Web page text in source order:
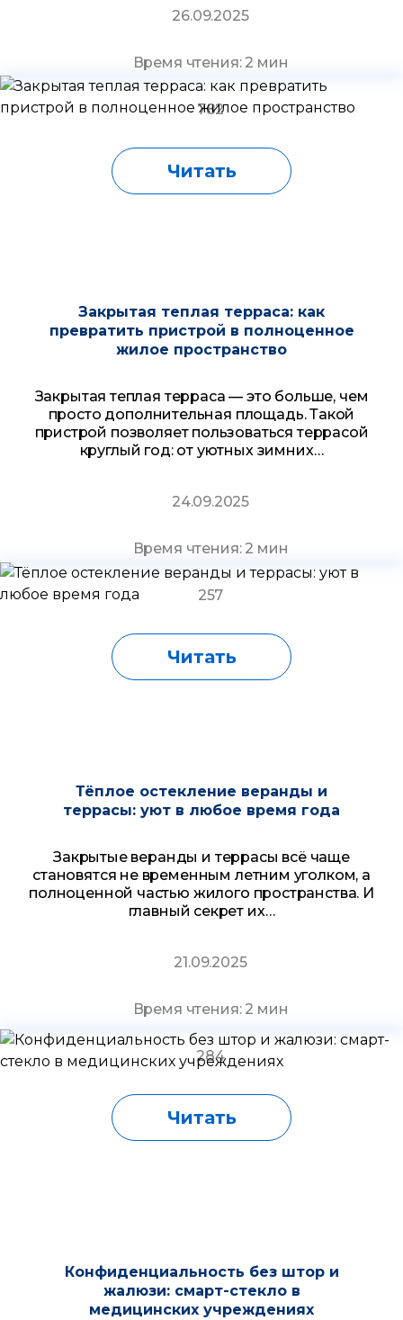
26.09.2025
Время чтения: 2 мин
782
Читать
Закрытая теплая терраса: как
превратить пристрой в полноценное
жилое пространство
Закрытая теплая терраса — это больше, чем
просто дополнительная площадь. Такой
пристрой позволяет пользоваться террасой
круглый год: от уютных зимних…
24.09.2025
Время чтения: 2 мин
257
Читать
Тёплое остекление веранды и
террасы: уют в любое время года
Закрытые веранды и террасы всё чаще
становятся не временным летним уголком, а
полноценной частью жилого пространства. И
главный секрет их…
21.09.2025
Время чтения: 2 мин
284
Читать
Конфиденциальность без штор и
жалюзи: смарт-стекло в
медицинских учреждениях